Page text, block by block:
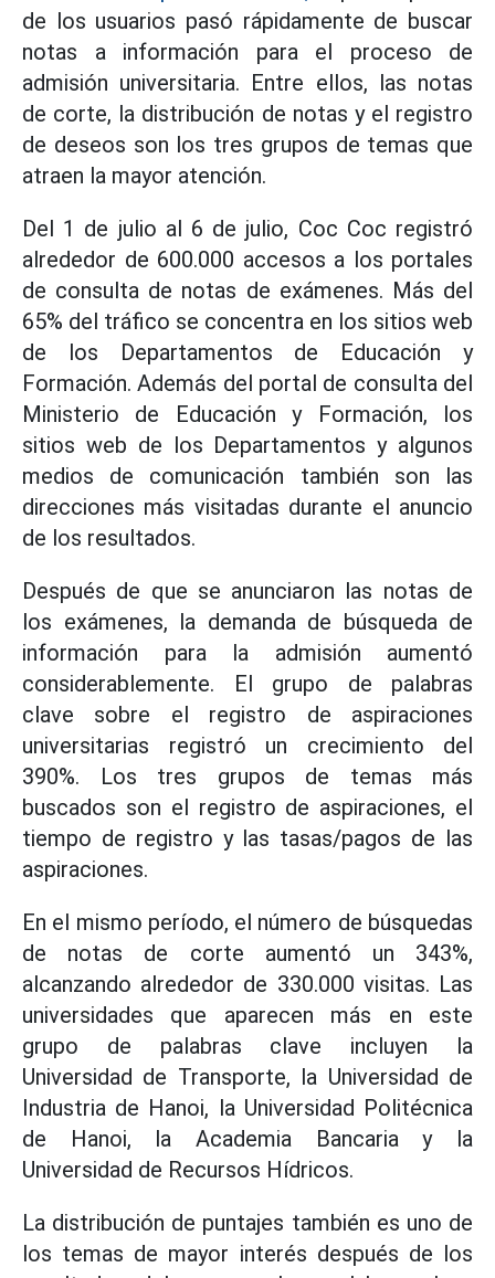
de los usuarios pasó rápidamente de buscar
notas a información para el proceso de
admisión universitaria. Entre ellos, las notas
de corte, la distribución de notas y el registro
de deseos son los tres grupos de temas que
atraen la mayor atención.
Del 1 de julio al 6 de julio, Coc Coc registró
alrededor de 600.000 accesos a los portales
de consulta de notas de exámenes. Más del
65% del tráfico se concentra en los sitios web
de los Departamentos de Educación y
Formación. Además del portal de consulta del
Ministerio de Educación y Formación, los
sitios web de los Departamentos y algunos
medios de comunicación también son las
direcciones más visitadas durante el anuncio
de los resultados.
Después de que se anunciaron las notas de
los exámenes, la demanda de búsqueda de
información para la admisión aumentó
considerablemente. El grupo de palabras
clave sobre el registro de aspiraciones
universitarias registró un crecimiento del
390%. Los tres grupos de temas más
buscados son el registro de aspiraciones, el
tiempo de registro y las tasas/pagos de las
aspiraciones.
En el mismo período, el número de búsquedas
de notas de corte aumentó un 343%,
alcanzando alrededor de 330.000 visitas. Las
universidades que aparecen más en este
grupo de palabras clave incluyen la
Universidad de Transporte, la Universidad de
Industria de Hanoi, la Universidad Politécnica
de Hanoi, la Academia Bancaria y la
Universidad de Recursos Hídricos.
La distribución de puntajes también es uno de
los temas de mayor interés después de los